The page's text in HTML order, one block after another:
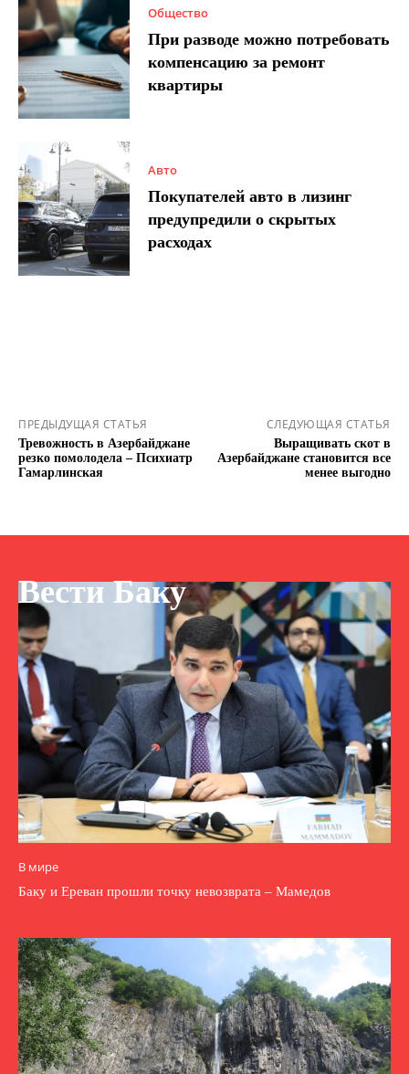
Общество
При разводе можно потребовать
компенсацию за ремонт
квартиры
Авто
Покупателей авто в лизинг
предупредили о скрытых
расходах
ПРЕДЫДУЩАЯ СТАТЬЯ
Тревожность в Азербайджане
резко помолодела – Психиатр
Гамарлинская
СЛЕДУЮЩАЯ СТАТЬЯ
Выращивать скот в
Азербайджане становится все
менее выгодно
Вести Баку
В мире
Баку и Ереван прошли точку невозврата – Мамедов